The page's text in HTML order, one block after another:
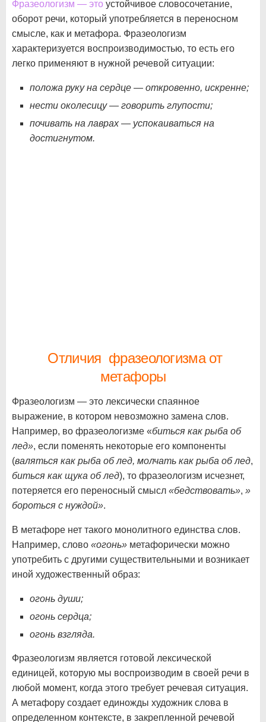
Фразеологизм — это устойчивое словосочетание,
оборот речи, который употребляется в переносном
смысле, как и метафора. Фразеологизм
характеризуется воспроизводимостью, то есть его
легко применяют в нужной речевой ситуации:
положа руку на сердце — откровенно, искренне;
нести околесицу — говорить глупости;
почивать на лаврах — успокаиваться на
достигнутом.
Отличия фразеологизма от
метафоры
Фразеологизм — это лексически спаянное
выражение, в котором невозможно замена слов.
Например, во фразеологизме «биться как рыба об
лед», если поменять некоторые его компоненты
(валяться как рыба об лед, молчать как рыба об лед,
биться как щука об лед), то фразеологизм исчезнет,
потеряется его переносный смысл «бедствовать», »
бороться с нуждой».
В метафоре нет такого монолитного единства слов.
Например, слово «огонь» метафорически можно
употребить с другими существительными и возникает
иной художественный образ:
огонь души;
огонь сердца;
огонь взгляда.
Фразеологизм является готовой лексической
единицей, которую мы воспроизводим в своей речи в
любой момент, когда этого требует речевая ситуация.
А метафору создает единожды художник слова в
определенном контексте, в закрепленной речевой